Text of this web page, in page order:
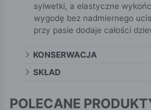
sylwetki, a elastyczne
wygodę bez nadmiernego
przy pasie dodaje całości
KONSERWACJA
SKŁAD
POLECANE